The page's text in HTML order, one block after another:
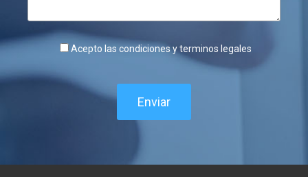
Acepto las condiciones y terminos legales
Enviar